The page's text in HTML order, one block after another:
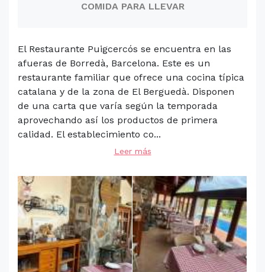
COMIDA PARA LLEVAR
El Restaurante Puigcercós se encuentra en las
afueras de Borredà, Barcelona. Este es un
restaurante familiar que ofrece una cocina típica
catalana y de la zona de El Berguedà. Disponen
de una carta que varía según la temporada
aprovechando así los productos de primera
calidad. El establecimiento co...
Leer más